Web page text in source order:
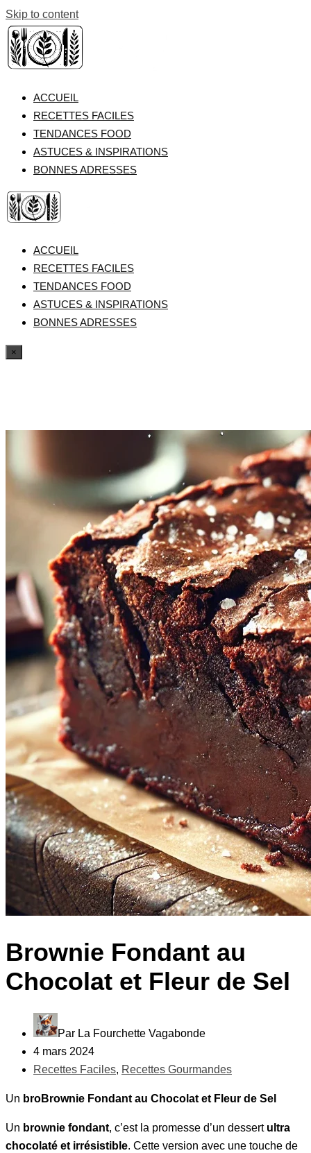
Skip to content
ACCUEIL
RECETTES FACILES
TENDANCES FOOD
ASTUCES & INSPIRATIONS
BONNES ADRESSES
ACCUEIL
RECETTES FACILES
TENDANCES FOOD
ASTUCES & INSPIRATIONS
BONNES ADRESSES
×
Brownie Fondant au
Chocolat et Fleur de Sel
Par La Fourchette Vagabonde
4 mars 2024
Recettes Faciles, Recettes Gourmandes
Un broBrownie Fondant au Chocolat et Fleur de Sel
Un brownie fondant, c’est la promesse d’un dessert ultra
chocolaté et irrésistible. Cette version avec une touche de